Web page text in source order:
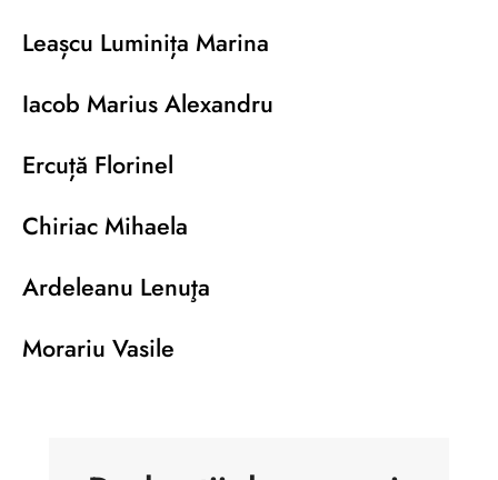
Leașcu Luminița Marina
Iacob Marius Alexandru
Ercuță Florinel
Chiriac Mihaela
Ardeleanu Lenuţa
Morariu Vasile